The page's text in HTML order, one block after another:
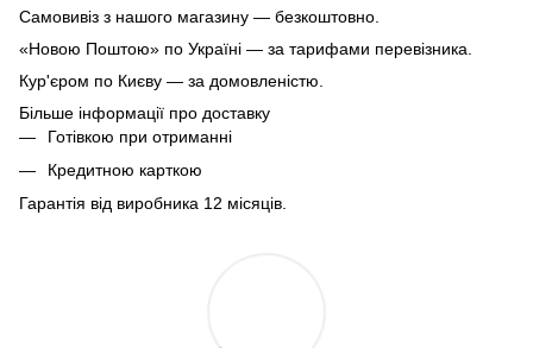
Самовивіз з нашого магазину — безкоштовно.
«Новою Поштою» по Україні — за тарифами перевізника.
Кур'єром по Києву — за домовленістю.
Більше інформації про доставку
Готівкою при отриманні
Кредитною карткою
Гарантія від виробника 12 місяців.